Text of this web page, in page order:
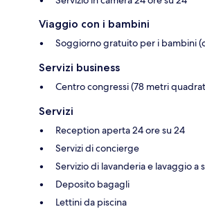
Viaggio con i bambini
Soggiorno gratuito per i bambini
Servizi business
Centro congressi (78 metri
Servizi
Reception aperta 24 ore su 24
Servizi di concierge
Servizio di lavanderia e lavaggio a
Deposito bagagli
Lettini da piscina